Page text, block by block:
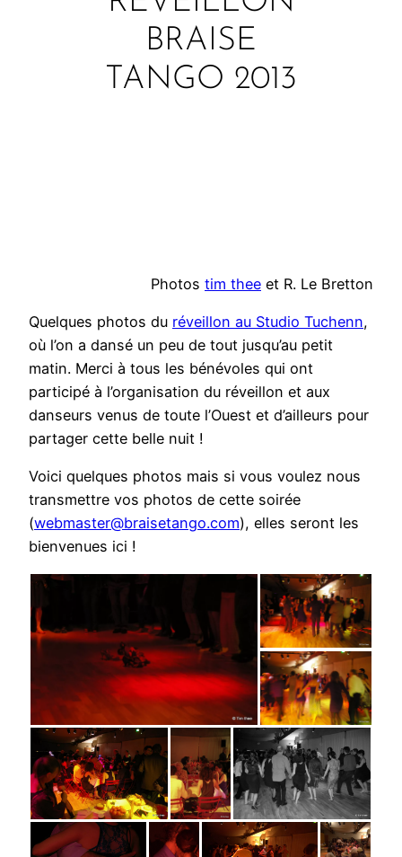
BRAISE
TANGO 2013
Photos tim thee et R. Le Bretton
Quelques photos du réveillon au Studio Tuchenn,
où l’on a dansé un peu de tout jusqu’au petit
matin. Merci à tous les bénévoles qui ont
participé à l’organisation du réveillon et aux
danseurs venus de toute l’Ouest et d’ailleurs pour
partager cette belle nuit !
Voici quelques photos mais si vous voulez nous
transmettre vos photos de cette soirée
(webmaster@braisetango.com), elles seront les
bienvenues ici !